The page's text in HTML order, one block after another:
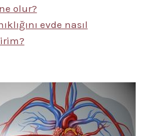
olur?
evde nasıl